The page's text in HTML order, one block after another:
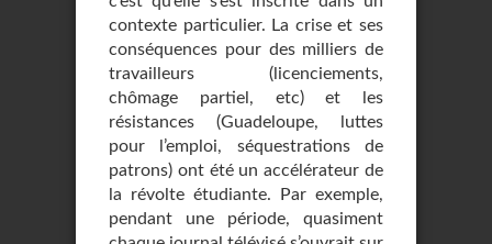
contexte particulier. La crise et ses
conséquences pour des milliers de
travailleurs (licenciements,
chômage partiel, etc) et les
résistances (Guadeloupe, luttes
pour l’emploi, séquestrations de
patrons) ont été un accélérateur de
la révolte étudiante. Par exemple,
pendant une période, quasiment